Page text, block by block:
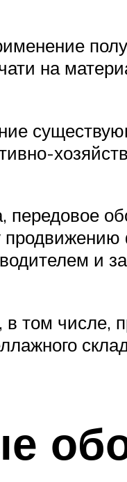
на
передовое
и
том числе,